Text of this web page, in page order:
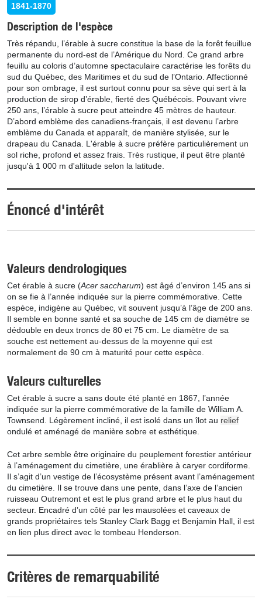
1841-1870
Description de l'espèce
Très répandu, l’érable à sucre constitue la base de la forêt feuillue
permanente du nord-est de l’Amérique du Nord. Ce grand arbre
feuillu au coloris d’automne spectaculaire caractérise les forêts du
sud du Québec, des Maritimes et du sud de l’Ontario. Affectionné
pour son ombrage, il est surtout connu pour sa sève qui sert à la
production de sirop d’érable, fierté des Québécois. Pouvant vivre
250 ans, l’érable à sucre peut atteindre 45 mètres de hauteur.
D’abord emblème des canadiens-français, il est devenu l’arbre
emblème du Canada et apparaît, de manière stylisée, sur le
drapeau du Canada. L'érable à sucre préfère particulièrement un
sol riche, profond et assez frais. Très rustique, il peut être planté
jusqu'à 1 000 m d'altitude selon la latitude.
Énoncé d'intérêt
Valeurs dendrologiques
Cet érable à sucre (Acer saccharum) est âgé d’environ 145 ans si
on se fie à l’année indiquée sur la pierre commémorative. Cette
espèce, indigène au Québec, vit souvent jusqu’à l’âge de 200 ans.
Il semble en bonne santé et sa souche de 145 cm de diamètre se
dédouble en deux troncs de 80 et 75 cm. Le diamètre de sa
souche est nettement au-dessus de la moyenne qui est
normalement de 90 cm à maturité pour cette espèce.
Valeurs culturelles
Cet érable à sucre a sans doute été planté en 1867, l’année
indiquée sur la pierre commémorative de la famille de William A.
Townsend. Légèrement incliné, il est isolé dans un îlot au relief
ondulé et aménagé de manière sobre et esthétique.
Cet arbre semble être originaire du peuplement forestier antérieur
à l’aménagement du cimetière, une érablière à caryer cordiforme.
Il s’agit d’un vestige de l’écosystème présent avant l’aménagement
du cimetière. Il se trouve dans une pente, dans l’axe de l’ancien
ruisseau Outremont et est le plus grand arbre et le plus haut du
secteur. Encadré d’un côté par les mausolées et caveaux de
grands propriétaires tels Stanley Clark Bagg et Benjamin Hall, il est
en lien plus direct avec le tombeau Henderson.
Critères de remarquabilité